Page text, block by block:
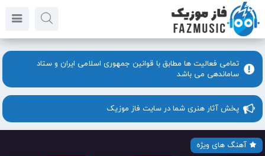
تمامی فعالیت ها مطابق با قوانین جمهوری اسلامی ایران و ستاد
ساماندهی می باشد
پخش آثار هنری شما در سایت فاز موزیک
آهنگ های ویژه